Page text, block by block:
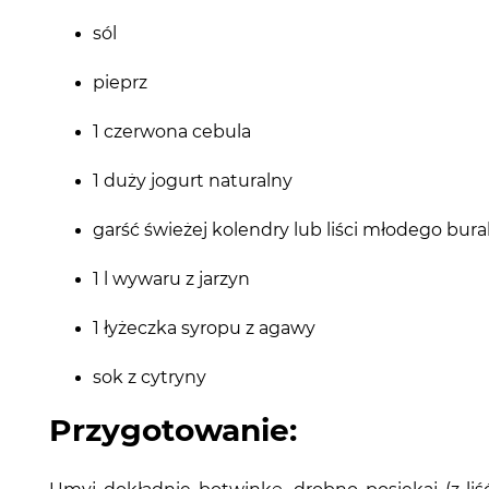
sól
pieprz
1 czerwona cebula
1 duży jogurt naturalny
garść świeżej kolendry lub liści młodego
1 l wywaru z jarzyn
1 łyżeczka syropu z agawy
sok z cytryny
Przygotowanie: